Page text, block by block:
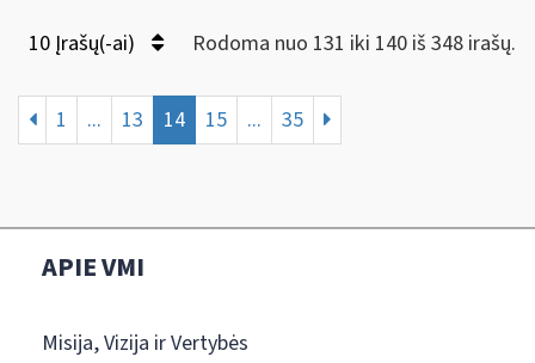
10 Įrašų(-ai) Rodoma nuo 131 iki 140 iš 348 irašų.
1 ... 13 14 15 ... 35
APIE VMI
Misija, Vizija ir Vertybės